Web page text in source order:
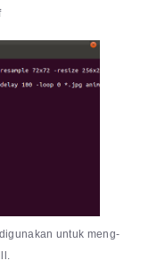
untuk meng-